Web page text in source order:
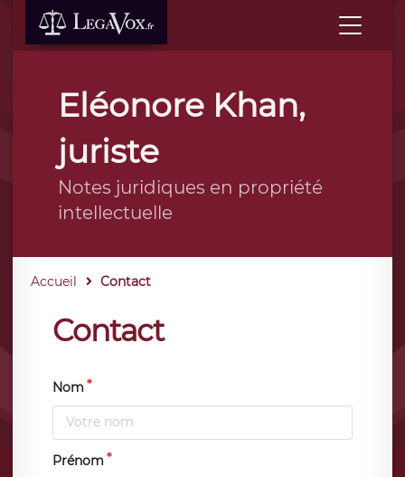
Eléonore Khan,
juriste
Notes juridiques en propriété
intellectuelle
Accueil Contact
Contact
Nom
Prénom